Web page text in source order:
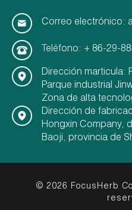
Correo electrónico:
Teléfono: + 86-29-
Dirección marticula:
Parque industrial
Zona de alta
Dirección de
Hongxin Company,
Baoji, provincia de
© 2026 FocusHerb